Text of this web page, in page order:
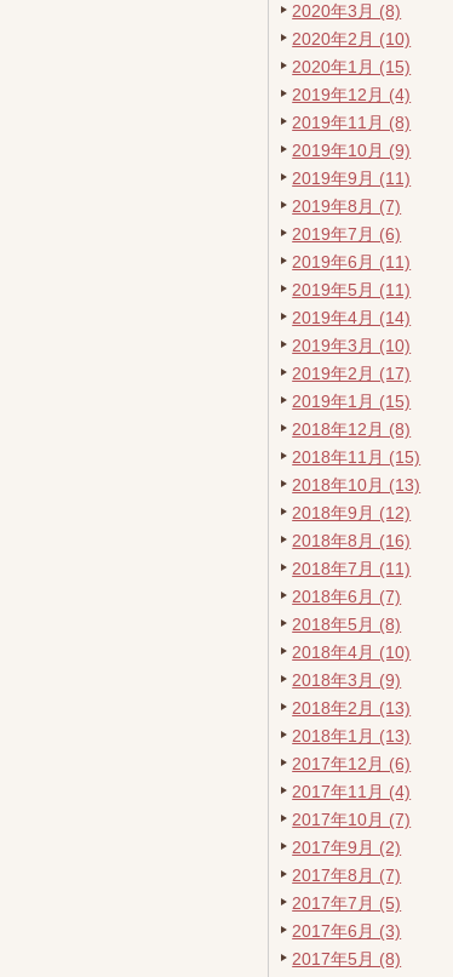
2020年3月 (8)
2020年2月 (10)
2020年1月 (15)
2019年12月 (4)
2019年11月 (8)
2019年10月 (9)
2019年9月 (11)
2019年8月 (7)
2019年7月 (6)
2019年6月 (11)
2019年5月 (11)
2019年4月 (14)
2019年3月 (10)
2019年2月 (17)
2019年1月 (15)
2018年12月 (8)
2018年11月 (15)
2018年10月 (13)
2018年9月 (12)
2018年8月 (16)
2018年7月 (11)
2018年6月 (7)
2018年5月 (8)
2018年4月 (10)
2018年3月 (9)
2018年2月 (13)
2018年1月 (13)
2017年12月 (6)
2017年11月 (4)
2017年10月 (7)
2017年9月 (2)
2017年8月 (7)
2017年7月 (5)
2017年6月 (3)
2017年5月 (8)